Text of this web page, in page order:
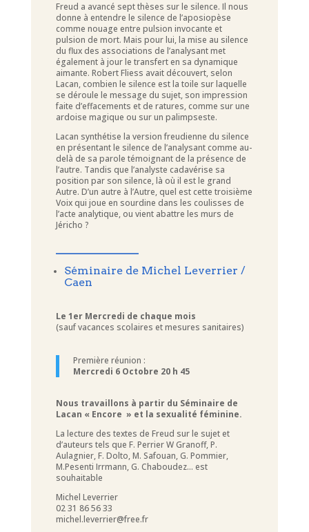
Freud a avancé sept thèses sur le silence. Il nous
donne à entendre le silence de l’aposiopèse
comme nouage entre pulsion invocante et
pulsion de mort. Mais pour lui, la mise au silence
du flux des associations de l’analysant met
également à jour le transfert en sa dynamique
aimante. Robert Fliess avait découvert, selon
Lacan, combien le silence est la toile sur laquelle
se déroule le message du sujet, son impression
faite d’effacements et de ratures, comme sur une
ardoise magique ou sur un palimpseste.
Lacan synthétise la version freudienne du silence
en présentant le silence de l’analysant comme au-
delà de sa parole témoignant de la présence de
l’autre. Tandis que l’analyste cadavérise sa
position par son silence, là où il est le grand
Autre. D’un autre à l’Autre, quel est cette troisième
Voix qui joue en sourdine dans les coulisses de
l’acte analytique, ou vient abattre les murs de
Jéricho ?
Séminaire de Michel Leverrier /
Caen
Le 1er Mercredi de chaque mois
(sauf vacances scolaires et mesures sanitaires)
Première réunion :
Mercredi 6 Octobre 20 h 45
Nous travaillons à partir du Séminaire de
Lacan « Encore » et la sexualité féminine.
La lecture des textes de Freud sur le sujet et
d’auteurs tels que F. Perrier W Granoff, P.
Aulagnier, F. Dolto, M. Safouan, G. Pommier,
M.Pesenti Irrmann, G. Chaboudez… est
souhaitable
Michel Leverrier
02 31 86 56 33
michel.leverrier@free.fr